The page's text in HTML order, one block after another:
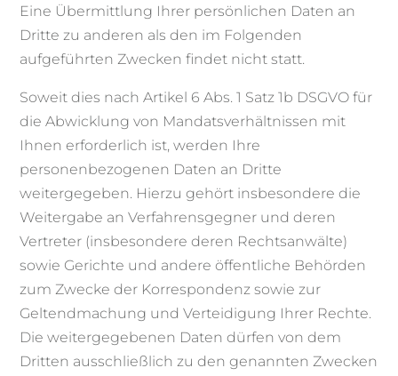
Eine Übermittlung Ihrer persönlichen Daten an
Dritte zu anderen als den im Folgenden
aufgeführten Zwecken findet nicht statt.
Soweit dies nach Artikel 6 Abs. 1 Satz 1b DSGVO für
die Abwicklung von Mandatsverhältnissen mit
Ihnen erforderlich ist, werden Ihre
personenbezogenen Daten an Dritte
weitergegeben. Hierzu gehört insbesondere die
Weitergabe an Verfahrensgegner und deren
Vertreter (insbesondere deren Rechtsanwälte)
sowie Gerichte und andere öffentliche Behörden
zum Zwecke der Korrespondenz sowie zur
Geltendmachung und Verteidigung Ihrer Rechte.
Die weitergegebenen Daten dürfen von dem
Dritten ausschließlich zu den genannten Zwecken